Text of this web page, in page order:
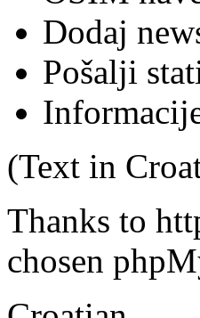
Dodaj
Pošalji
(Text in
Thanks to
chosen